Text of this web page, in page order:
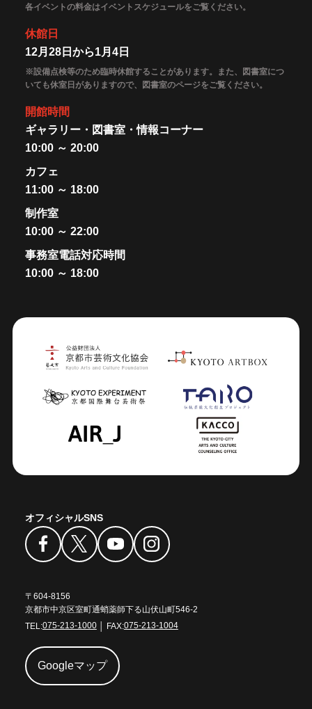
各イベントの料金はイベントスケジュールをご覧ください。
休館日
12月28日から1月4日
※設備点検等のため臨時休館することがあります。また、図書室につ
いても休室日がありますので、図書室のページをご覧ください。
開館時間
ギャラリー・図書室・情報コーナー
10:00 ～ 20:00
カフェ
11:00 ～ 18:00
制作室
10:00 ～ 22:00
事務室電話対応時間
10:00 ～ 18:00
オフィシャルSNS
〒604-8156
京都市中京区室町通蛸薬師下る山伏山町546-2
TEL:075-213-1000│ FAX:075-213-1004
Googleマップ